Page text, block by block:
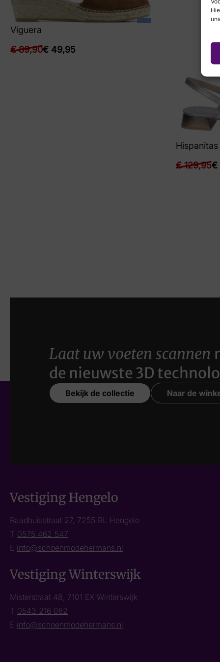
Viguera
€89,90€ 49,95
Hispanitas
€129,95€
Laat uw voeten scannen
de nieuwste 3D
Bekijk de collectie Naar de
Vestiging Hengelo
Raadhuisstraat 27, 7255 BL Hengelo
T 0575 462 547
E info@schoenmodehermans.nl
Vestiging Winterswijk
Misterstraat 48, 7101 EX Winterswijk
T 0543 216 062
E info@schoenmodehermans.nl